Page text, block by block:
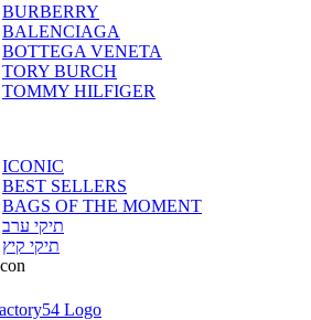
BURBERRY
BALENCIAGA
BOTTEGA VENETA
TORY BURCH
TOMMY HILFIGER
ICONIC
BEST SELLERS
BAGS OF THE MOMENT
תיקי ערב
תיקי קיץ